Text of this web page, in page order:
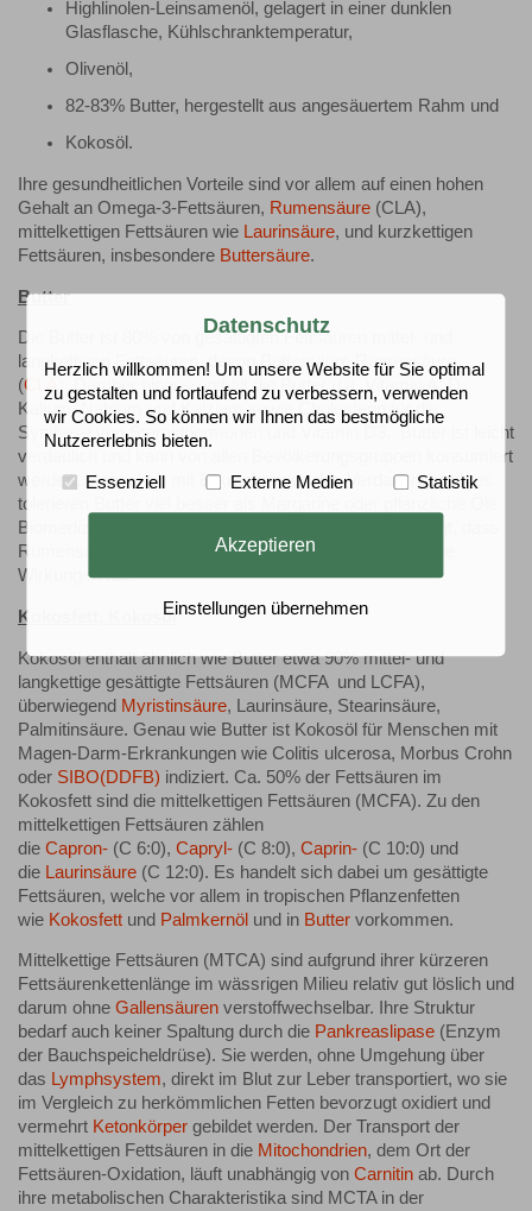
Highlinolen-Leinsamenöl, gelagert in einer dunklen
Glasflasche, Kühlschranktemperatur,
Olivenöl,
82-83% Butter, hergestellt aus angesäuertem Rahm und
Kokosöl.
Ihre gesundheitlichen Vorteile sind vor allem auf einen hohen
Gehalt an Omega-3-Fettsäuren, Rumensäure (CLA),
mittelkettigen Fettsäuren wie Laurinsäure, und kurzkettigen
Fettsäuren, insbesondere Buttersäure.
Butter
Die Butter ist 80% von gesättigten Fettsäuren mittel- und
langkettigen Fettsäuren, davon Buttersäure Rumensäure
(CLA). Darüber hinaus enthält die Butter u.a. Vitamin A, D,
Kalium, Natrium und Kalzium sowie Cholesterin für die
Synthese von Steroidhormonen und Vitamin D3. Butter ist leicht
verdaulich und kann von allen Bevölkerungsgruppen konsumiert
werden. Menschen mit Erkrankungen des Verdauungstraktes
tolerieren Butter viel besser als Margarine oder pflanzliche Öle.
Biomedizinische Studien mit Tiermodellen haben gezeigt, dass
Rumensäure (CLA) antikanzerogene und antiatherogene
Wirkungen hat.
Kokosfett, Kokosöl
Kokosöl enthält ähnlich wie Butter etwa 90% mittel- und
langkettige gesättigte Fettsäuren (MCFA und LCFA),
überwiegend Myristinsäure, Laurinsäure, Stearinsäure,
Palmitinsäure. Genau wie Butter ist Kokosöl für Menschen mit
Magen-Darm-Erkrankungen wie Colitis ulcerosa, Morbus Crohn
oder SIBO(DDFB) indiziert. Ca. 50% der Fettsäuren im
Kokosfett sind die mittelkettigen Fettsäuren (MCFA). Zu den
mittelkettigen Fettsäuren zählen
die Capron- (C 6:0), Capryl- (C 8:0), Caprin- (C 10:0) und
die Laurinsäure (C 12:0). Es handelt sich dabei um gesättigte
Fettsäuren, welche vor allem in tropischen Pflanzenfetten
wie Kokosfett und Palmkernöl und in Butter vorkommen.
Mittelkettige Fettsäuren (MTCA) sind aufgrund ihrer kürzeren
Fettsäurenkettenlänge im wässrigen Milieu relativ gut löslich und
darum ohne Gallensäuren verstoffwechselbar. Ihre Struktur
bedarf auch keiner Spaltung durch die Pankreaslipase (Enzym
der Bauchspeicheldrüse). Sie werden, ohne Umgehung über
das Lymphsystem, direkt im Blut zur Leber transportiert, wo sie
im Vergleich zu herkömmlichen Fetten bevorzugt oxidiert und
vermehrt Ketonkörper gebildet werden. Der Transport der
mittelkettigen Fettsäuren in die Mitochondrien, dem Ort der
Fettsäuren-Oxidation, läuft unabhängig von Carnitin ab. Durch
ihre metabolischen Charakteristika sind MCTA in der
Datenschutz
Herzlich willkommen! Um unsere Website für Sie optimal
zu gestalten und fortlaufend zu verbessern, verwenden
wir Cookies. So können wir Ihnen das bestmögliche
Nutzererlebnis bieten.
Essenziell Externe Medien Statistik
Akzeptieren
Einstellungen übernehmen